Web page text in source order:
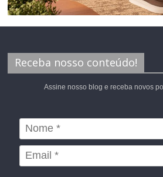
Receba nosso conteúdo!
Assine nosso blog e receba novos